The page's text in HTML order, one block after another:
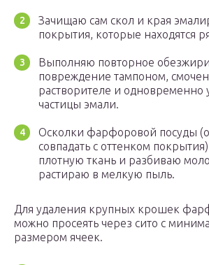
Зачищаю сам скол и края
покрытия, которые находятся
Выполняю повторное
повреждение тампоном,
растворителе и одновременно
частицы эмали.
Осколки фарфоровой посуды
совпадать с оттенком
плотную ткань и разбиваю
растираю в мелкую пыль.
Для удаления крупных крошек
можно просеять через сито с
размером ячеек.